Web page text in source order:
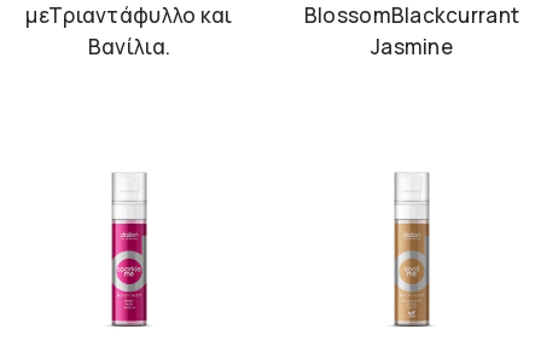
μεΤριαντάφυλλο και
Βανίλια.
BlossomBlackcurrant
Jasmine